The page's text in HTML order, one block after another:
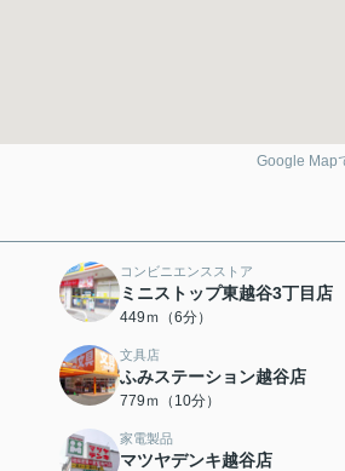
Google Map
コンビニエンスストア
ミニストップ東越谷3丁目店
449ｍ（6分）
文具店
ふみステーション越谷店
779ｍ（10分）
家電製品
マツヤデンキ越谷店